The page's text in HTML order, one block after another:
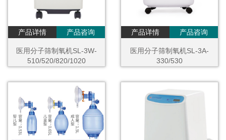
产品详情 产品咨询
医用分子筛制氧机SL-3W-
510/520/820/1020
产品详情 产品咨询
医用分子筛制氧机SL-3A-
330/530